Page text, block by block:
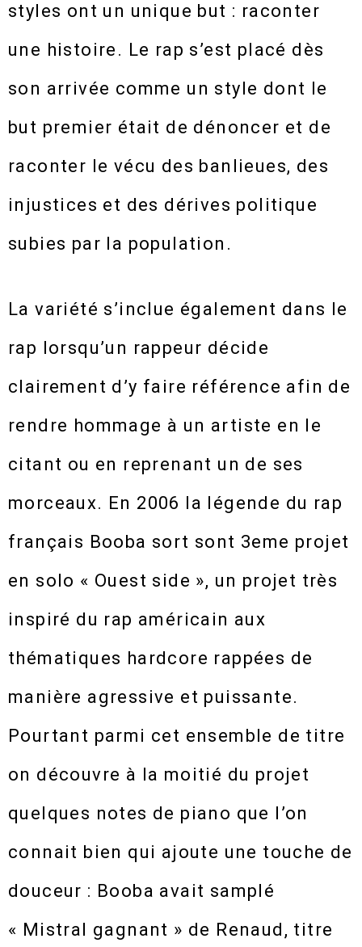
styles ont un unique but : raconter
une histoire. Le rap s’est placé dès
son arrivée comme un style dont le
but premier était de dénoncer et de
raconter le vécu des banlieues, des
injustices et des dérives politique
subies par la population.
La variété s’inclue également dans le
rap lorsqu’un rappeur décide
clairement d’y faire référence afin de
rendre hommage à un artiste en le
citant ou en reprenant un de ses
morceaux. En 2006 la légende du rap
français Booba sort sont 3eme projet
en solo « Ouest side », un projet très
inspiré du rap américain aux
thématiques hardcore rappées de
manière agressive et puissante.
Pourtant parmi cet ensemble de titre
on découvre à la moitié du projet
quelques notes de piano que l’on
connait bien qui ajoute une touche de
douceur : Booba avait samplé
« Mistral gagnant » de Renaud, titre